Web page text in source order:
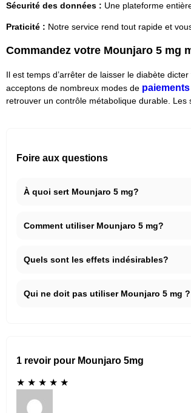
Sécurité des données : Une plateforme
Praticité : Notre service rend tout rapide et
Commandez votre Mounjaro 5 mg
Il est temps d’arrêter de laisser le diabète
acceptons de nombreux modes de paiements
retrouver un contrôle métabolique durable.
Foire aux questions
À quoi sert Mounjaro 5 mg?
Comment utiliser Mounjaro 5 mg?
Quels sont les effets indésirables?
Qui ne doit pas utiliser Mounjaro 5 mg ?
1 revoir pour Mounjaro 5mg
★ ★ ★ ★ ★